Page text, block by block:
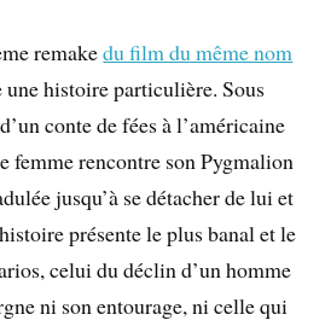
remakedu film du même nom
une histoire particulière. Sous
conte de fées à l’américaine
femme rencontre son Pygmalion
jusqu’à se détacher de lui et
présente le plus banal et le
celui du déclin d’un homme
ni son entourage, ni celle qui